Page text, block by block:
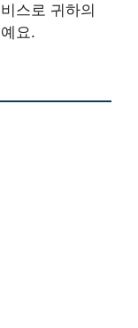
스로 귀하의
요.